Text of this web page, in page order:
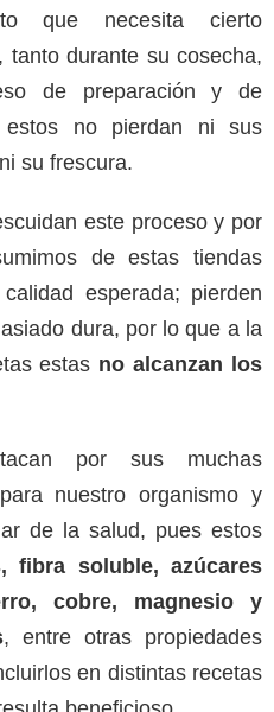
que necesita cierto
tanto durante su cosecha,
de preparación y de
estos no pierdan ni sus
su frescura.
este proceso y por
de estas tiendas
esperada; pierden
dura, por lo que a la
estas no alcanzan los
por sus muchas
nuestro organismo y
de la salud, pues estos
fibra soluble, azúcares
cobre, magnesio y
, entre otras propiedades
en distintas recetas